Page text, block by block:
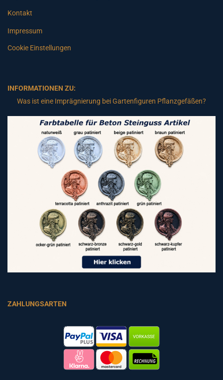
Kontakt
Impressum
Cookie Einstellungen
INFORMATIONEN ZU:
Was ist eine Imprägnierung bei Gartenfiguren Pflanzgefäßen?
ZAHLUNGSARTEN